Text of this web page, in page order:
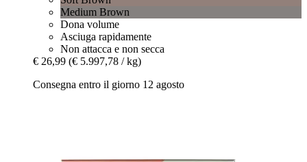
Medium Brown
Dona volume
Asciuga rapidamente
Non attacca e non secca
€ 26,99 (€ 5.997,78 / kg)
Consegna entro il giorno 12 agosto